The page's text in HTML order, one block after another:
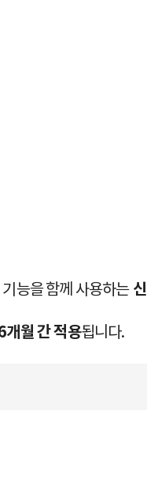
기능을 함께 사용하는신
월 간 적용됩니다.